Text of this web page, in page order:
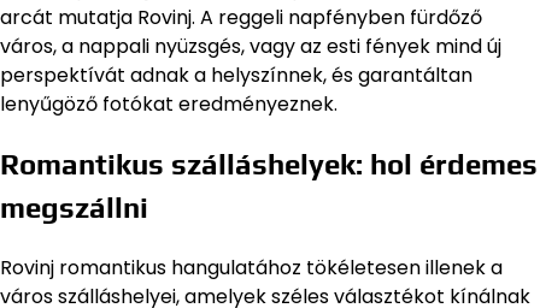
arcát mutatja Rovinj. A reggeli napfényben fürdőző
város, a nappali nyüzsgés, vagy az esti fények mind új
perspektívát adnak a helyszínnek, és garantáltan
lenyűgöző fotókat eredményeznek.
Romantikus szálláshelyek: hol érdemes
megszállni
Rovinj romantikus hangulatához tökéletesen illenek a
város szálláshelyei, amelyek széles választékot kínálnak